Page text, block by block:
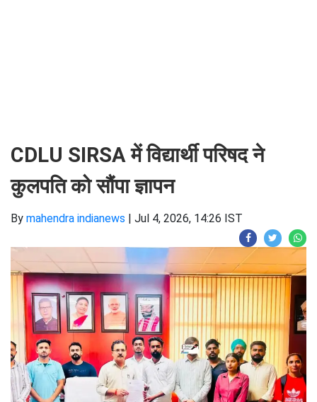
CDLU SIRSA में विद्यार्थी परिषद ने
कुलपति को सौंपा ज्ञापन
By mahendra indianews | Jul 4, 2026, 14:26 IST